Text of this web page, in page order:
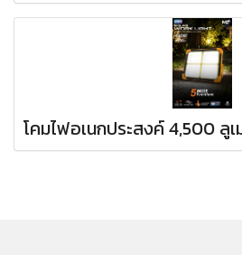
โคมไฟอเนกประสงค์ 4,500 ลูเ